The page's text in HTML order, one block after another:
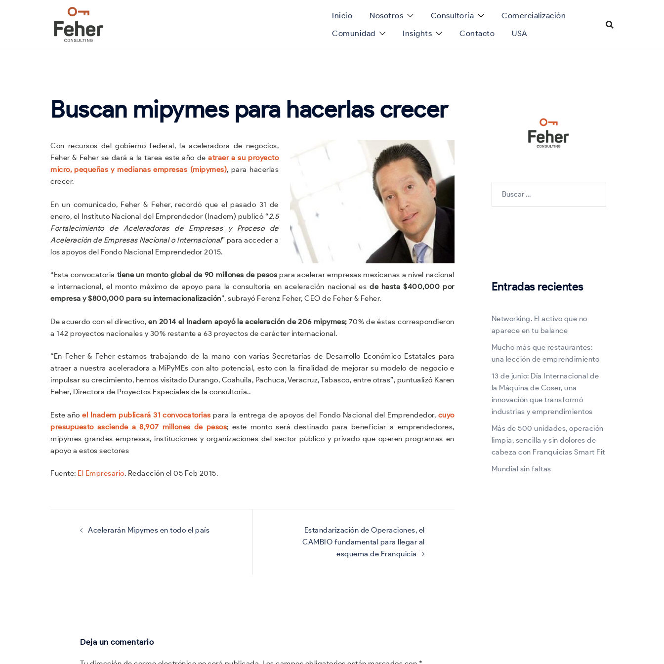
Inicio Nosotros Consultoría
Comercialización
Comunidad
Insights Contacto USA
Buscan mipymes para hacerlas crecer
Con recursos del gobierno federal, la aceleradora de negocios,
Feher & Feher se dará a la tarea este año de atraer a su proyecto
micro, pequeñas y medianas empresas (mipymes), para hacerlas
crecer.
En un comunicado, Feher & Feher, recordó que el pasado 31 de
enero, el Instituto Nacional del Emprendedor (Inadem) publicó “2.5
Fortalecimiento de Aceleradoras de Empresas y Proceso de
Aceleración de Empresas Nacional o Internacional” para acceder a
los apoyos del Fondo Nacional Emprendedor 2015.
“Esta convocatoria tiene un monto global de 90 millones de pesos para acelerar empresas mexicanas a nivel nacional
e internacional, el monto máximo de apoyo para la consultoría en aceleración nacional esde hasta $400,000 por
empresa y $800,000 para su internacionalización”, subrayó Ferenz Feher, CEO de Feher & Feher.
De acuerdo con el directivo, en 2014 el Inadem apoyó la aceleración de 206 mipymes;70% de éstas correspondieron
a 142 proyectos nacionales y 30% restante a 63 proyectos de carácter internacional.
“En Feher & Feher estamos trabajando de la mano con varias Secretarías de Desarrollo Económico Estatales para
atraer a nuestra aceleradora a MiPyMEs con alto potencial, esto con la finalidad de mejorar su modelo de negocio e
impulsar su crecimiento, hemos visitado Durango, Coahuila, Pachuca, Veracruz, Tabasco, entre otras”, puntualizó Karen
Feher, Directora de Proyectos Especiales de la consultoría..
Este añoel Inadem publicará 31 convocatorias para la entrega de apoyos del Fondo Nacional del Emprendedor, cuyo
presupuesto asciende a 8,907 millones de pesos; este monto será destinado para beneficiar a emprendedores,
mipymes grandes empresas, instituciones y organizaciones del sector público y privado que operen programas en
apoyo a estos sectores
Fuente: El Empresario. Redacción el 05 Feb 2015.
Navegación
entradasAcelerarán Mipymes en todo el país
Estandarización de Operaciones, el
CAMBIO fundamental para llegar al
esquema de Franquicia
Deja un comentario
Entradas recientes
Networking. El activo que no
aparece en tu balance
Mucho más que restaurantes:
una lección de emprendimiento
13 de junio: Día Internacional de
la Máquina de Coser, una
innovación que transformó
industrias y emprendimientos
Más de 500 unidades, operación
limpia, sencilla y sin dolores de
cabeza con Franquicias Smart Fit
Mundial sin faltas